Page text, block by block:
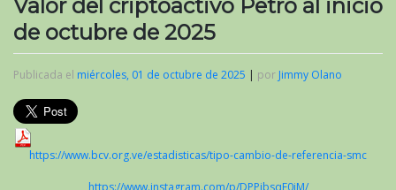
Valor del criptoactivo Petro al inicio
de octubre de 2025
Publicada el miércoles, 01 de octubre de 2025 | por Jimmy Olano
https://www.bcv.org.ve/estadisticas/tipo-cambio-de-referencia-smc
https://www.instagram.com/p/DPPibsqE0iM/